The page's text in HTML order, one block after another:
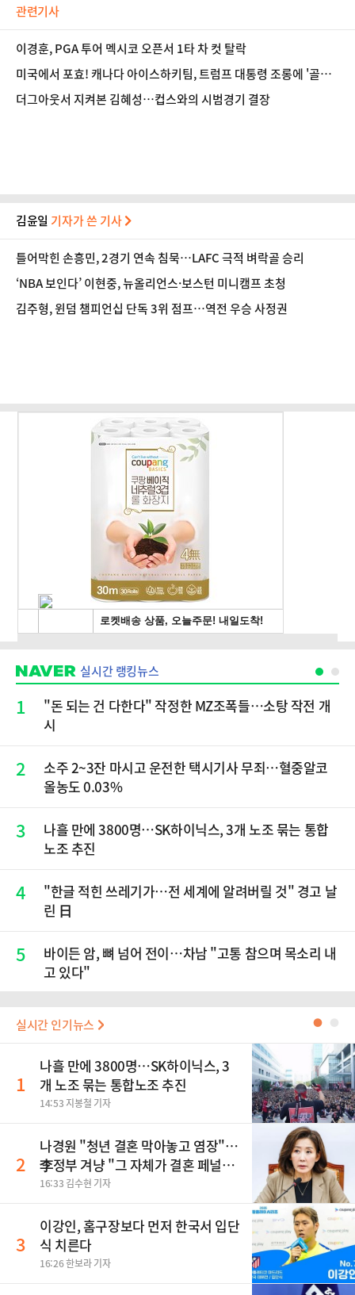
관련기사
이경훈, PGA 투어 멕시코 오픈서 1타 차 컷 탈락
미국에서 포효! 캐나다 아이스하키팀, 트럼프 대통령 조롱에 '골든
골'로 응수
더그아웃서 지켜본 김혜성…컵스와의 시범경기 결장
김윤일 기자가 쓴 기사
틀어막힌 손흥민, 2경기 연속 침묵…LAFC 극적 벼락골 승리
‘NBA 보인다’ 이현중, 뉴올리언스·보스턴 미니캠프 초청
김주형, 윈덤 챔피언십 단독 3위 점프…역전 우승 사정권
실시간 랭킹뉴스
1
"돈 되는 건 다한다" 작정한 MZ조폭들…소탕 작전 개
시
2
소주 2~3잔 마시고 운전한 택시기사 무죄…혈중알코
올농도 0.03%
3
나흘 만에 3800명…SK하이닉스, 3개 노조 묶는 통합
노조 추진
4
"한글 적힌 쓰레기가…전 세계에 알려버릴 것" 경고 날
린 日
5
바이든 암, 뼈 넘어 전이…차남 "고통 참으며 목소리 내
고 있다"
실시간 인기뉴스 ●
1
나흘 만에 3800명…SK하이닉스, 3
개 노조 묶는 통합노조 추진
14:53 지봉철 기자
2
나경원 "청년 결혼 막아놓고 염장"…
李정부 겨냥 "그 자체가 결혼 페널
티"
16:33 김수현 기자
3
이강인, 홈구장보다 먼저 한국서 입단
식 치른다
16:26 한보라 기자